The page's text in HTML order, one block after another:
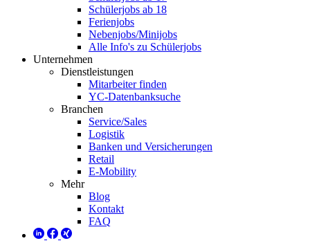
Schülerjobs ab 18
Ferienjobs
Nebenjobs/Minijobs
Alle Info's zu Schülerjobs
Unternehmen
Dienstleistungen
Mitarbeiter finden
YC-Datenbanksuche
Branchen
Service/Sales
Logistik
Banken und Versicherungen
Retail
E-Mobility
Mehr
Blog
Kontakt
FAQ